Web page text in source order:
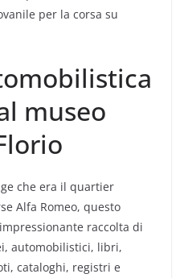
per la corsa su
museo
che era il quartier
Alfa Romeo, questo
raccolta di
automobilistici, libri,
cataloghi, registri e